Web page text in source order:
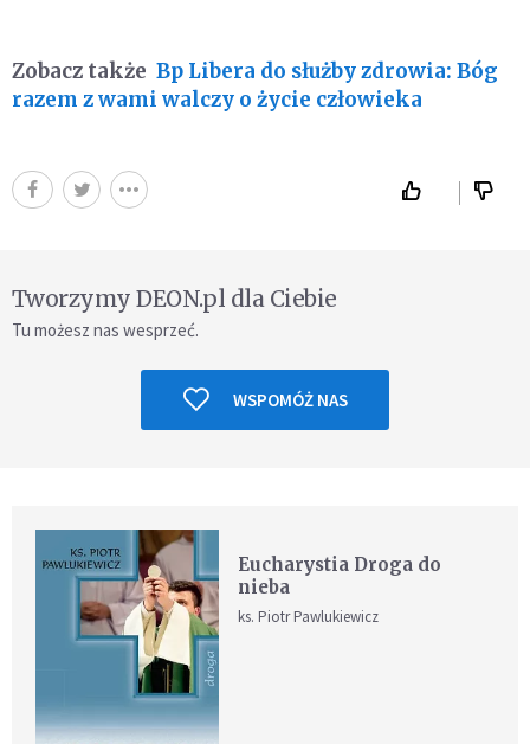
Zobacz także Bp Libera do służby zdrowia: Bóg
razem z wami walczy o życie człowieka
Tworzymy DEON.pl dla Ciebie
Tu możesz nas wesprzeć.
WSPOMÓŻ NAS
Eucharystia Droga do
nieba
ks. Piotr Pawlukiewicz